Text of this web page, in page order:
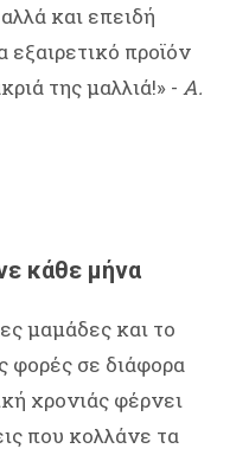
και επειδή
προϊόν
της μαλλιά!» - Α.
κάθε μήνα
μαμάδες και το
φορές σε διάφορα
χρονιάς φέρνει
που κολλάνε τα